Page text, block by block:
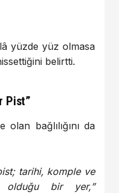
yüzde yüz olmasa
belirtti.
Pist”
bağlılığını da
tarihi, komple ve
olduğu bir yer,”